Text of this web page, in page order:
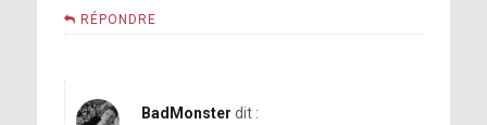
RÉPONDRE
BadMonster dit :